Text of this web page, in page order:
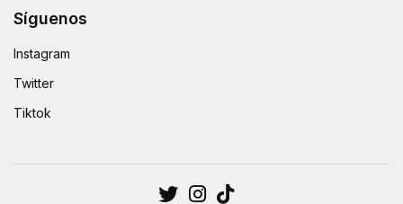
Síguenos
Instagram
Twitter
Tiktok